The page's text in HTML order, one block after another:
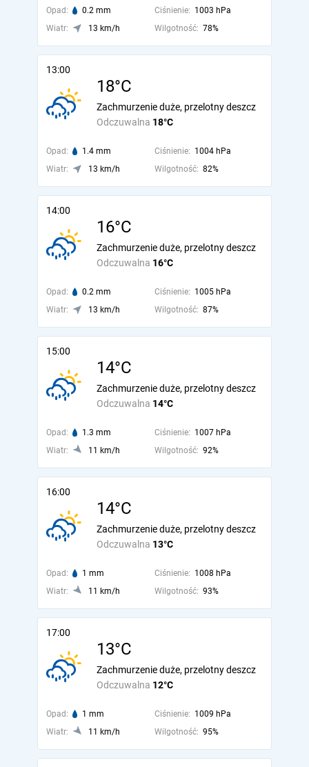
Opad: 0.2 mm Ciśnienie: 1003 hPa
Wiatr:
13 km/h Wilgotność: 78%
13:00
18°C
Odczuwalna 18°C
Zachmurzenie duże, przelotny deszcz
Opad: 1.4 mm Ciśnienie: 1004 hPa
Wiatr:
13 km/h Wilgotność: 82%
14:00
16°C
Odczuwalna 16°C
Zachmurzenie duże, przelotny deszcz
Opad: 0.2 mm Ciśnienie: 1005 hPa
Wiatr:
13 km/h Wilgotność: 87%
15:00
14°C
Odczuwalna 14°C
Zachmurzenie duże, przelotny deszcz
Opad: 1.3 mm Ciśnienie: 1007 hPa
Wiatr:
11 km/h Wilgotność: 92%
16:00
14°C
Odczuwalna 13°C
Zachmurzenie duże, przelotny deszcz
Opad: 1 mm Ciśnienie: 1008 hPa
Wiatr:
11 km/h Wilgotność: 93%
17:00
13°C
Odczuwalna 12°C
Zachmurzenie duże, przelotny deszcz
Opad: 1 mm Ciśnienie: 1009 hPa
Wiatr:
11 km/h Wilgotność: 95%